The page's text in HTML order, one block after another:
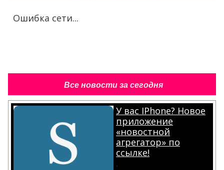
Ошибка сети...
Все новости за сегодня
У вас IPhone? Новое
приложение
«новостной
агрегатор» по
ссылке!
.